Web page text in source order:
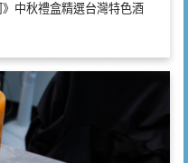
中秋禮盒精選台灣特色酒